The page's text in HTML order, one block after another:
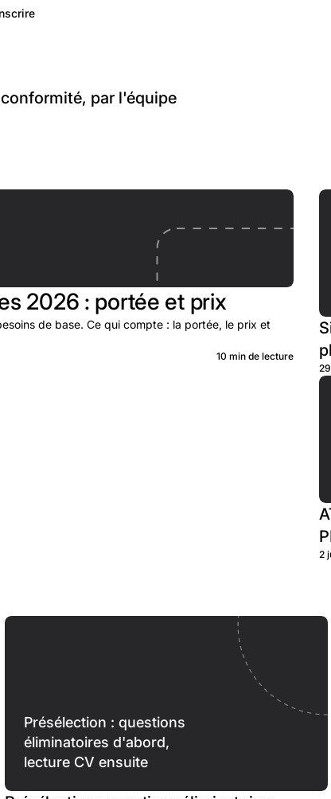
par l'équipe
2026 : portée et prix
de base. Ce qui compte : la portée, le prix et
10 min de lecture
2
Présélection : questions
éliminatoires d'abord,
lecture CV ensuite